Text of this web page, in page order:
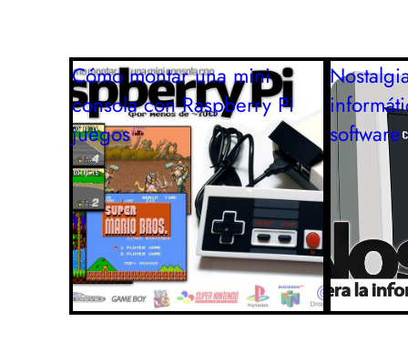
Cómo montar una mini
consola con Raspberry Pi
juegos
software